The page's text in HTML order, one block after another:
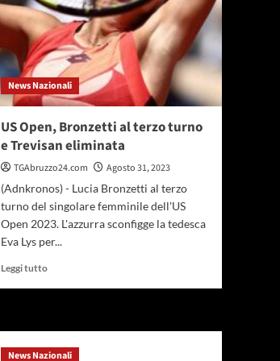
News Nazionali
US Open, Bronzetti al terzo turno
e Trevisan eliminata
TGAbruzzo24.com
Agosto 31, 2023
(Adnkronos) - Lucia Bronzetti al terzo
turno del singolare femminile dell'US
Open 2023. L'azzurra sconfigge la tedesca
Eva Lys per...
Leggi tuttoLeggi
Bronzetti
News Nazionali